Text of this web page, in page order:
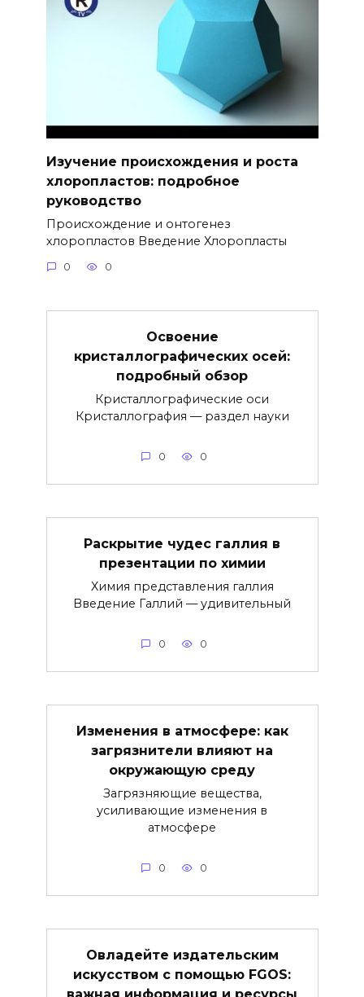
Изучение происхождения и роста
хлоропластов: подробное
руководство
Происхождение и онтогенез
хлоропластов Введение Хлоропласты
0 0
Освоение
кристаллографических осей:
подробный обзор
Кристаллографические оси
Кристаллография — раздел науки
0 0
Раскрытие чудес галлия в
презентации по химии
Химия представления галлия
Введение Галлий — удивительный
0 0
Изменения в атмосфере: как
загрязнители влияют на
окружающую среду
Загрязняющие вещества,
усиливающие изменения в
атмосфере
0 0
Овладейте издательским
искусством с помощью FGOS: